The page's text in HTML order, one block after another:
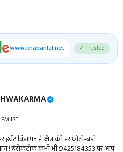
www.khabarilal.net ✓ Trusted
IST
विज्ञापन है।क्षेत्र की हर छोटी-बड़ी
! बेरोकटोक कभी भी 9425184353 पर आप